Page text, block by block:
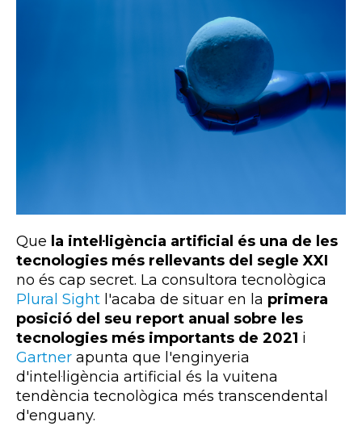
Que la intel·ligència artificial és una de les
tecnologies més rellevants del segle XXI
no és cap secret. La consultora tecnològica
Plural Sight l'acaba de situar en la primera
posició del seu report anual sobre les
tecnologies més importants de 2021 i
Gartner apunta que l'enginyeria
d'intel·ligència artificial és la vuitena
tendència tecnològica més transcendental
d'enguany.